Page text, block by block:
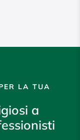
LA TUA
a